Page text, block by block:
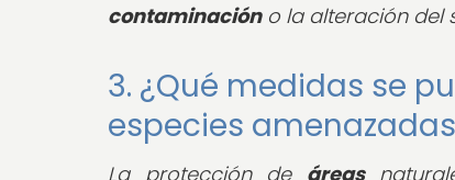
contaminacióno la alteración del
3. ¿Qué medidas se
especies
La protección de áreas